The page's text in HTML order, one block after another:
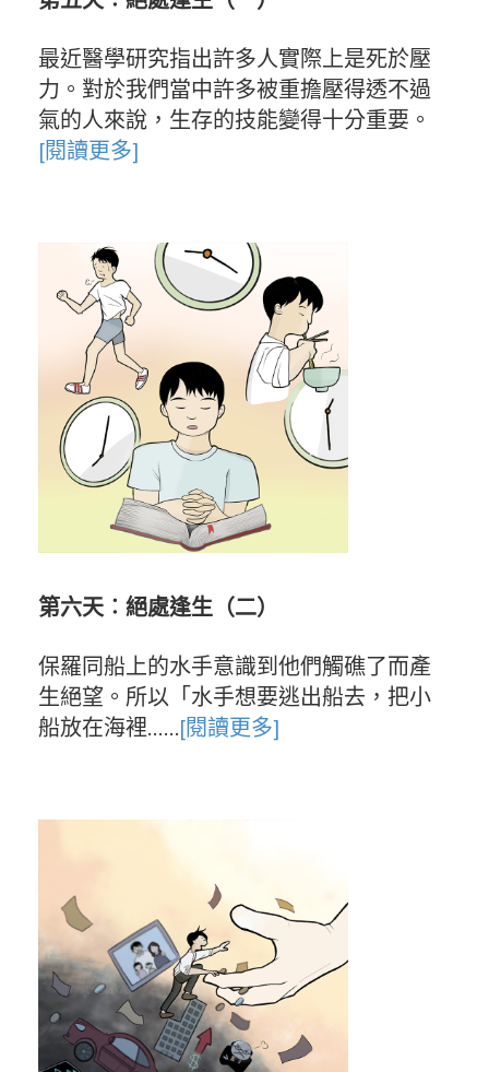
最近醫學研究指出許多人實際上是死於壓
力。對於我們當中許多被重擔壓得透不過
氣的人來說，生存的技能變得十分重要。
[閱讀更多]
第六天︰絕處逢生（二）
保羅同船上的水手意識到他們觸礁了而產
生絕望。所以「水手想要逃出船去，把小
船放在海裡……[閱讀更多]